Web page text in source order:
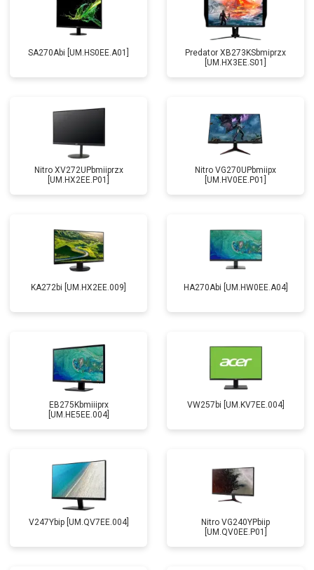
SA270Abi [UM.HS0EE.A01]
Predator XB273KSbmiprzx
[UM.HX3EE.S01]
Nitro XV272UPbmiiprzx
[UM.HX2EE.P01]
Nitro VG270UPbmiipx
[UM.HV0EE.P01]
KA272bi [UM.HX2EE.009] HA270Abi [UM.HW0EE.A04]
EB275Kbmiiiprx
[UM.HE5EE.004]
VW257bi [UM.KV7EE.004]
V247Ybip [UM.QV7EE.004]
Nitro VG240YPbiip
[UM.QV0EE.P01]